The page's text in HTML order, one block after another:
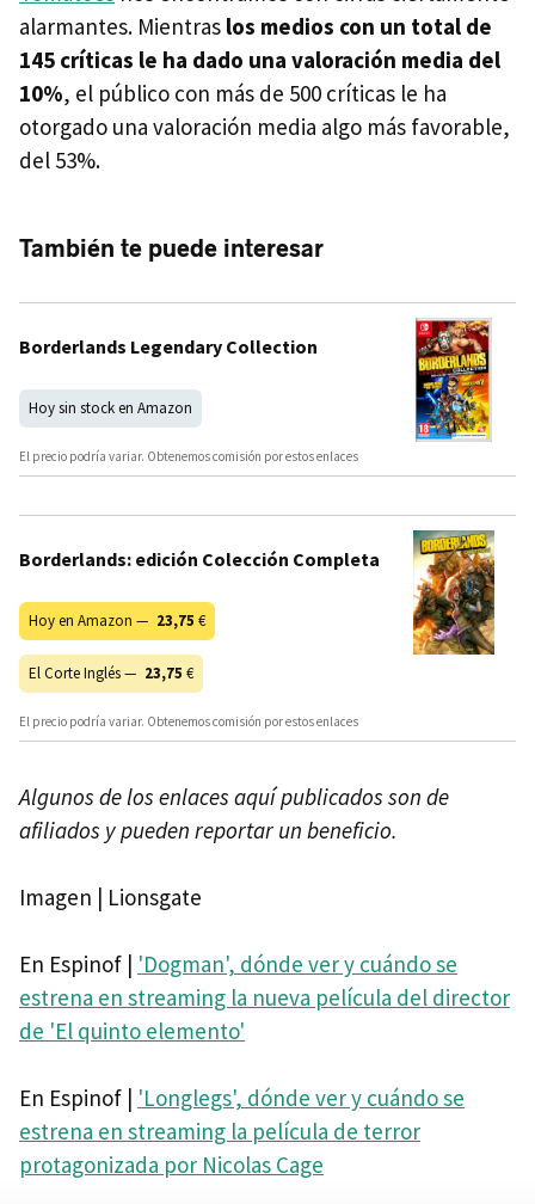
alarmantes. Mientras los medios con un total de
145 críticas le ha dado una valoración media del
10%, el público con más de 500 críticas le ha
otorgado una valoración media algo más favorable,
del 53%.
También te puede interesar
Borderlands Legendary Collection
Hoy sin stock en Amazon
El precio podría variar. Obtenemos comisión por estos enlaces
Borderlands: edición Colección Completa
Hoy en Amazon — 23,75 €
El Corte Inglés — 23,75 €
El precio podría variar. Obtenemos comisión por estos enlaces
Algunos de los enlaces aquí publicados son de
afiliados y pueden reportar un beneficio.
Imagen | Lionsgate
En Espinof | 'Dogman', dónde ver y cuándo se
estrena en streaming la nueva película del director
de 'El quinto elemento'
En Espinof | 'Longlegs', dónde ver y cuándo se
estrena en streaming la película de terror
protagonizada por Nicolas Cage